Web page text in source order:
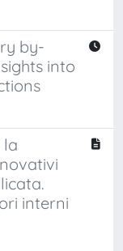
by-
into
la
interni